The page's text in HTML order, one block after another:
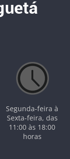
Segunda-feira à
Sexta-feira, das
11:00 às 18:00
horas